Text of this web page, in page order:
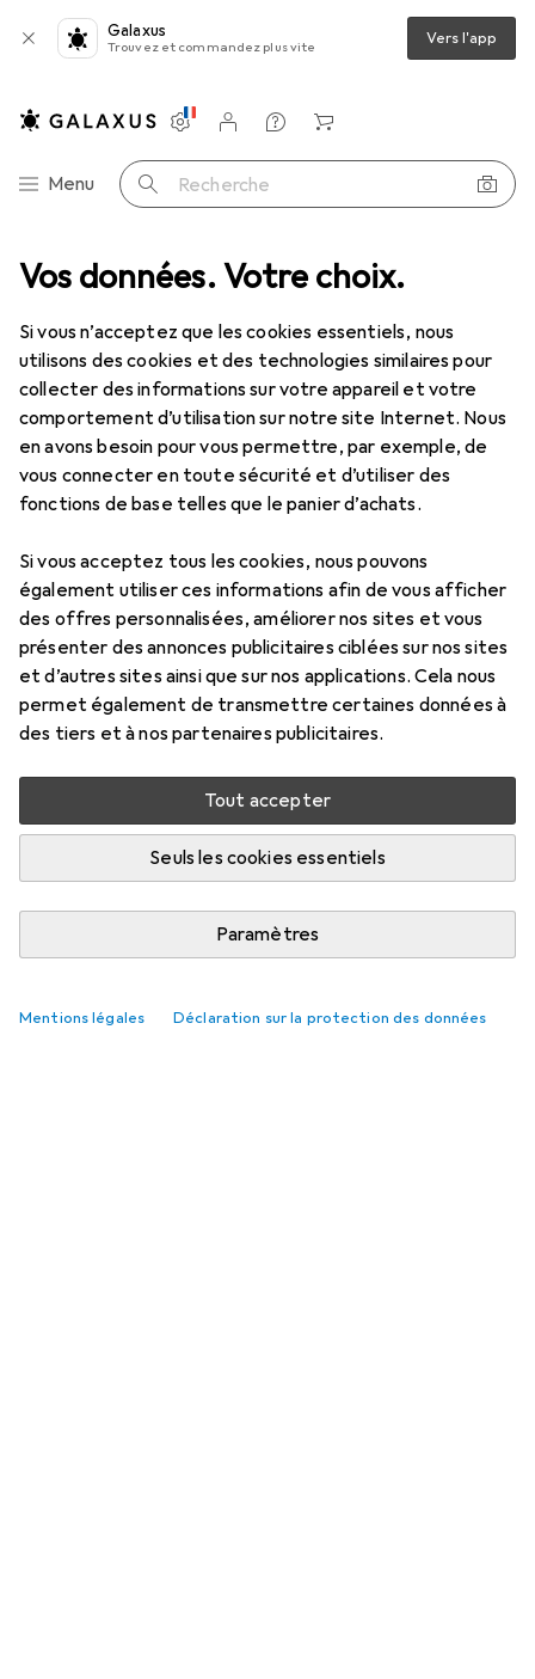
Vos données. Votre choix.
Si vous n’acceptez que les cookies essentiels, nous
utilisons des cookies et des technologies similaires pour
collecter des informations sur votre appareil et votre
comportement d’utilisation sur notre site Internet. Nous
en avons besoin pour vous permettre, par exemple, de
vous connecter en toute sécurité et d’utiliser des
fonctions de base telles que le panier d’achats.
Si vous acceptez tous les cookies, nous pouvons
également utiliser ces informations afin de vous afficher
des offres personnalisées, améliorer nos sites et vous
présenter des annonces publicitaires ciblées sur nos sites
et d’autres sites ainsi que sur nos applications. Cela nous
permet également de transmettre certaines données à
des tiers et à nos partenaires publicitaires.
Tout accepter
Seuls les cookies essentiels
Paramètres
Mentions légales Déclaration sur la protection des données
Galaxus
Trouvez et commandez plus vite Vers l'app
Navigation par catégorie
Menu Recherche
Paramètres
Compte client
Listes de comparaison
Listes d'envies
Panier